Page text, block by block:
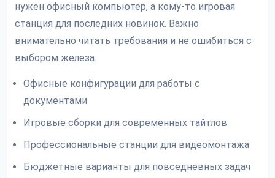
нужен офисный компьютер, а кому-то игровая
станция для последних новинок. Важно
внимательно читать требования и не ошибиться с
выбором железа.
Офисные конфигурации для работы с
документами
Игровые сборки для современных тайтлов
Профессиональные станции для видеомонтажа
Бюджетные варианты для повседневных задач